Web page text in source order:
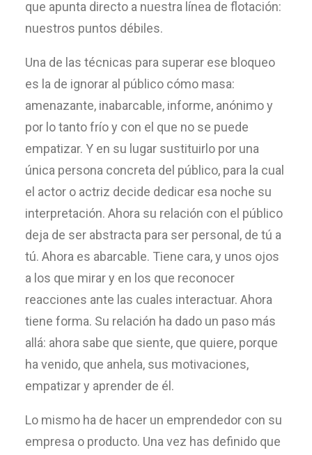
que apunta directo a nuestra línea de flotación:
nuestros puntos débiles.
Una de las técnicas para superar ese bloqueo
es la de ignorar al público cómo masa:
amenazante, inabarcable, informe, anónimo y
por lo tanto frío y con el que no se puede
empatizar. Y en su lugar sustituirlo por una
única persona concreta del público, para la cual
el actor o actriz decide dedicar esa noche su
interpretación. Ahora su relación con el público
deja de ser abstracta para ser personal, de tú a
tú. Ahora es abarcable. Tiene cara, y unos ojos
a los que mirar y en los que reconocer
reacciones ante las cuales interactuar. Ahora
tiene forma. Su relación ha dado un paso más
allá: ahora sabe que siente, que quiere, porque
ha venido, que anhela, sus motivaciones,
empatizar y aprender de él.
Lo mismo ha de hacer un emprendedor con su
empresa o producto. Una vez has definido que